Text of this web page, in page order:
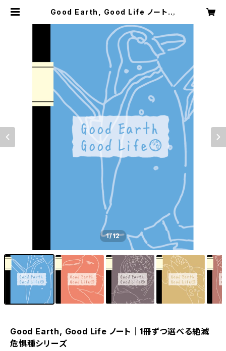
Good Earth, Good Life ノート｜
KAMINOWA｜紙の環
1/12
Good Earth, Good Life ノート｜1冊ずつ選べる絶滅
危惧種シリーズ